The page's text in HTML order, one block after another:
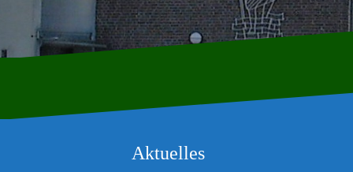
Aktuelles